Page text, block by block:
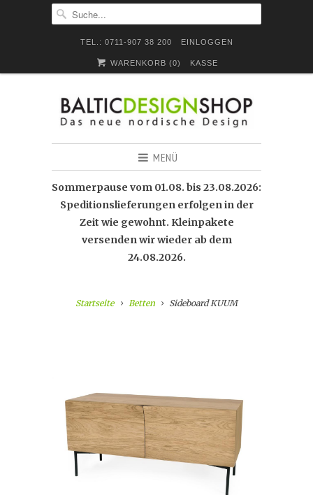
TEL.: 0711-907 38 200 EINLOGGEN
WARENKORB (0) KASSE
MENÜ
Sommerpause vom 01.08. bis 23.08.2026:
Speditionslieferungen erfolgen in der
Zeit wie gewohnt. Kleinpakete
versenden wir wieder ab dem
24.08.2026.
Startseite Betten Sideboard KUUM